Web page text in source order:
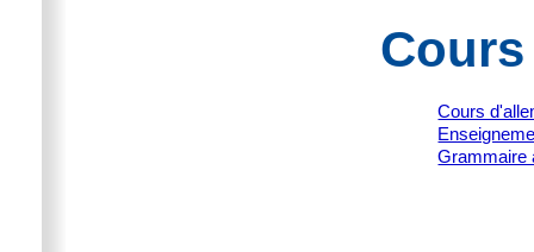
Cours
Grammaire